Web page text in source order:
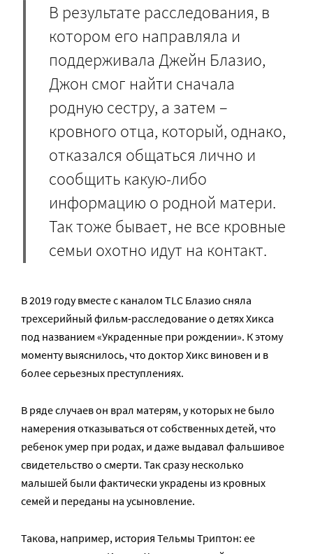
В результате расследования, в
котором его направляла и
поддерживала Джейн Блазио,
Джон смог найти сначала
родную сестру, а затем –
кровного отца, который, однако,
отказался общаться лично и
сообщить какую-либо
информацию о родной матери.
Так тоже бывает, не все кровные
семьи охотно идут на контакт.
В 2019 году вместе с каналом TLC Блазио сняла
трехсерийный фильм-расследование о детях Хикса
под названием «Украденные при рождении». К этому
моменту выяснилось, что доктор Хикс виновен и в
более серьезных преступлениях.
В ряде случаев он врал матерям, у которых не было
намерения отказываться от собственных детей, что
ребенок умер при родах, и даже выдавал фальшивое
свидетельство о смерти. Так сразу несколько
малышей были фактически украдены из кровных
семей и переданы на усыновление.
Такова, например, история Тельмы Триптон: ее